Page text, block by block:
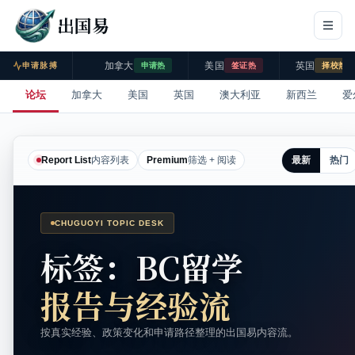
出国易
申请脉搏 加拿大 申请热 美国 签证热 英国 择校热
论坛 加拿大 美国 英国 澳大利亚 新西兰 爱
Report List内容列表 Premium筛选 + 阅读 最新 热门
CHUGUOYI TOPIC DESK
标签：BC留学
报告与经验流
按真实经验、政策变化和申请路径整理的出国易内容流。